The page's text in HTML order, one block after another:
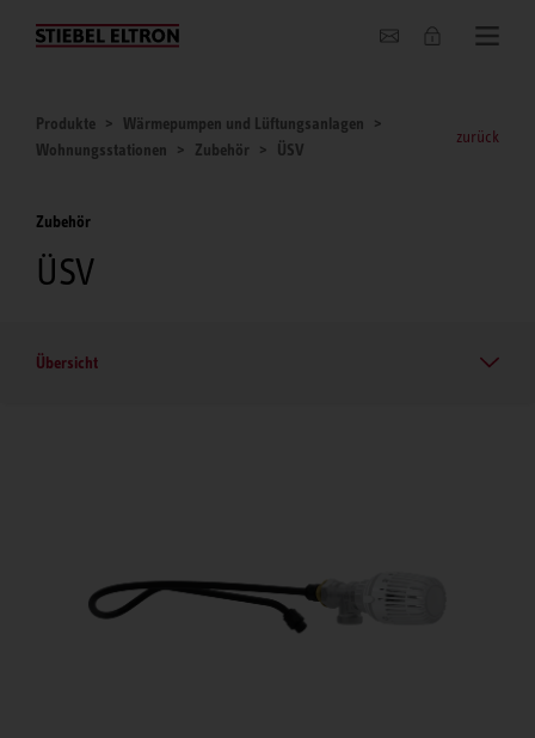
Unternehmen
Produkte
Wärmepumpen und Lüftungsanlagen
Wohnungsstationen
Zubehör ÜSV
zurück
Zubehör
ÜSV
Übersicht